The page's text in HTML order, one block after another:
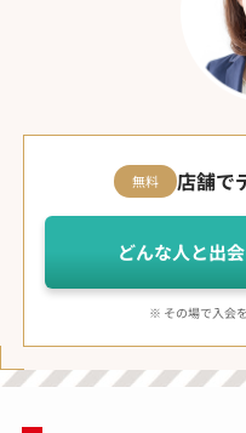
無料 店舗で
どんな人と出
※ その場で入会